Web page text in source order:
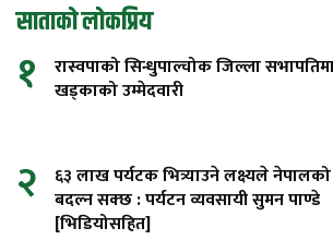
साताको लोकप्रिय
१
रास्वपाको सिन्धुपाल्चोक जिल्ला
खड्काको उम्मेदवारी
२
६३ लाख पर्यटक भित्र्याउने लक्ष्यले नेपालको
बदल्न सक्छ : पर्यटन व्यवसायी सुमन पाण्डे
[भिडियोसहित]